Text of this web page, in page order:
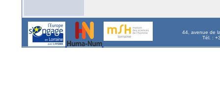
44, avenue de
Tél. :